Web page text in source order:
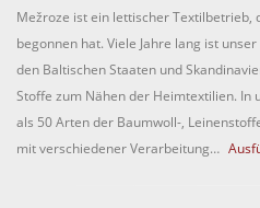
Mežroze ist ein lettischer Textilbetrieb,
begonnen hat. Viele Jahre lang ist
den Baltischen Staaten und
Stoffe zum Nähen der Heimtextilien.
als 50 Arten der Baumwoll-,
mit verschiedener Verarbeitung…